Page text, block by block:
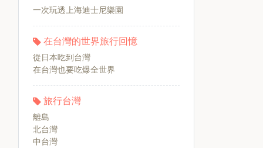
一次玩透上海迪士尼樂園
在台灣的世界旅行回憶
從日本吃到台灣
在台灣也要吃爆全世界
旅行台灣
離島
北台灣
中台灣